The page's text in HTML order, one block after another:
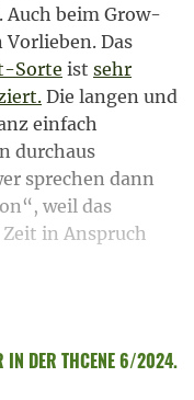
Auch beim Grow-
Das
Sorte ist sehr
Die langen und
einfach
durchaus
sprechen dann
weil das
in Anspruch
IN DER THCENE 6/2024.